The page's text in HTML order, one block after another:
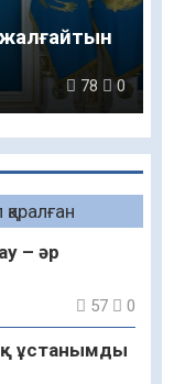
– әр
57 0
ұстанымды
78 0